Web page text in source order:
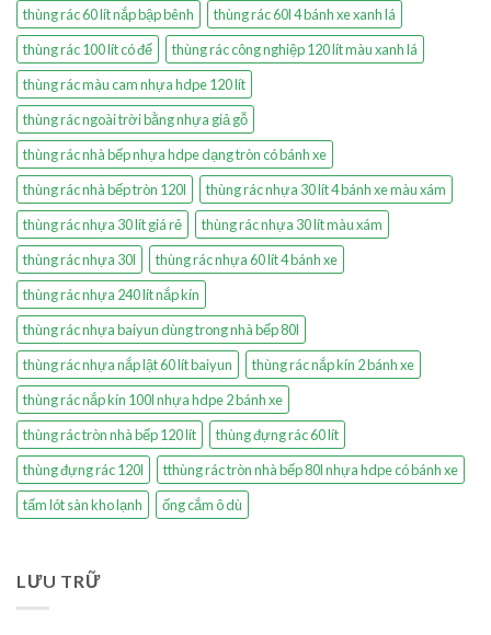
thùng rác 60 lít nắp bập bênh
thùng rác 60l 4 bánh xe xanh lá
thùng rác 100 lít có đế
thùng rác công nghiệp 120 lít màu xanh lá
thùng rác màu cam nhựa hdpe 120 lít
thùng rác ngoài trời bằng nhựa giả gỗ
thùng rác nhà bếp nhựa hdpe dạng tròn có bánh xe
thùng rác nhà bếp tròn 120l
thùng rác nhựa 30 lít 4 bánh xe màu xám
thùng rác nhựa 30 lít giá rẻ
thùng rác nhựa 30 lít màu xám
thùng rác nhựa 30l
thùng rác nhựa 60 lít 4 bánh xe
thùng rác nhựa 240 lít nắp kín
thùng rác nhựa baiyun dùng trong nhà bếp 80l
thùng rác nhựa nắp lật 60 lít baiyun
thùng rác nắp kín 2 bánh xe
thùng rác nắp kín 100l nhựa hdpe 2 bánh xe
thùng rác tròn nhà bếp 120 lít
thùng đựng rác 60 lít
thùng đựng rác 120l
tthùng rác tròn nhà bếp 80l nhựa hdpe có bánh xe
tấm lót sàn kho lạnh
ống cắm ô dù
LƯU TRỮ